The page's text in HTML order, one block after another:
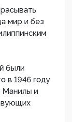
мир и без
были
в 1946 году
Манилы и